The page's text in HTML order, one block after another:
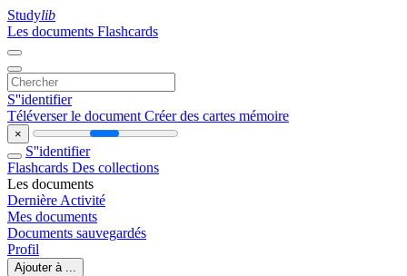
Studylib
Les documents Flashcards
S''identifier
Téléverser le document Créer des cartes mémoire
×
S''identifier
Flashcards Des collections
Les documents
Dernière Activité
Mes documents
Documents sauvegardés
Profil
Ajouter à ...